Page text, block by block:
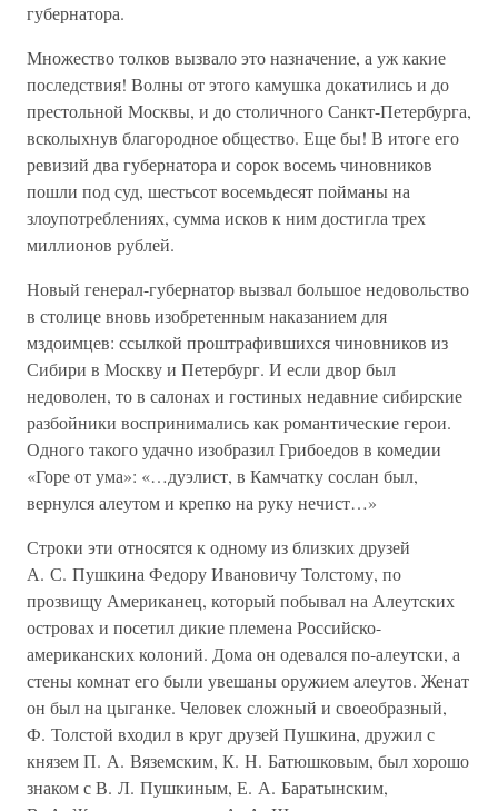
губернатора.
Множество толков вызвало это назначение, а уж какие
последствия! Волны от этого камушка докатились и до
престольной Москвы, и до столичного Санкт-Петербурга,
всколыхнув благородное общество. Еще бы! В итоге его
ревизий два губернатора и сорок восемь чиновников
пошли под суд, шестьсот восемьдесят пойманы на
злоупотреблениях, сумма исков к ним достигла трех
миллионов рублей.
Новый генерал-губернатор вызвал большое недовольство
в столице вновь изобретенным наказанием для
мздоимцев: ссылкой проштрафившихся чиновников из
Сибири в Москву и Петербург. И если двор был
недоволен, то в салонах и гостиных недавние сибирские
разбойники воспринимались как романтические герои.
Одного такого удачно изобразил Грибоедов в комедии
«Горе от ума»: «…дуэлист, в Камчатку сослан был,
вернулся алеутом и крепко на руку нечист…»
Строки эти относятся к одному из близких друзей
А. С. Пушкина Федору Ивановичу Толстому, по
прозвищу Американец, который побывал на Алеутских
островах и посетил дикие племена Российско-
американских колоний. Дома он одевался по-алеутски, а
стены комнат его были увешаны оружием алеутов. Женат
он был на цыганке. Человек сложный и своеобразный,
Ф. Толстой входил в круг друзей Пушкина, дружил с
князем П. А. Вяземским, К. Н. Батюшковым, был хорошо
знаком с В. Л. Пушкиным, Е. А. Баратынским,